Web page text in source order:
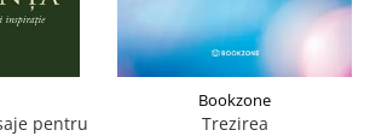
pentru
Bookzone
Trezirea